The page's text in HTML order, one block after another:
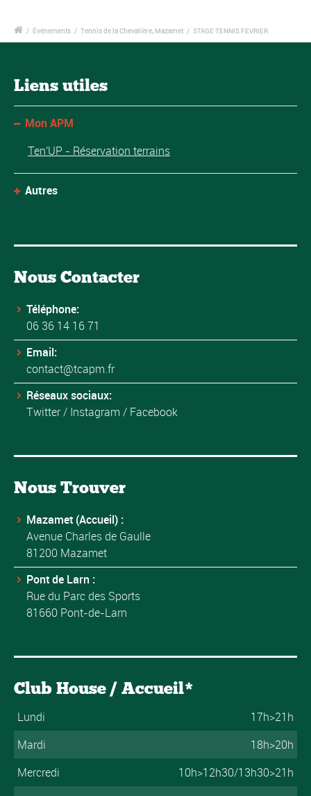
/ Événements / Tennis de la Chevalière, Mazamet / STAGE TENNIS FEVRIER
Liens utiles
Mon APM
Ten'UP - Réservation terrains
Autres
Nous Contacter
Téléphone:
06 36 14 16 71
Email:
contact@tcapm.fr
Réseaux sociaux:
Twitter/ Instagram / Facebook
Nous Trouver
Mazamet (Accueil) :
Avenue Charles de Gaulle
81200 Mazamet
Pont de Larn :
Rue du Parc des Sports
81660 Pont-de-Larn
Club House / Accueil*
Lundi
17h>21h
Mardi
18h>20h
Mercredi
10h>12h30/13h30>21h